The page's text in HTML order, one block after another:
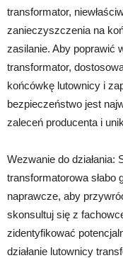
transformator,
zanieczyszczenia na
zasilanie. Aby poprawić
transformator,
końcówkę lutownicy i
bezpieczeństwo jest
zaleceń producenta i
Wezwanie do działania:
transformatorowa słabo
naprawcze, aby
skonsultuj się z
zidentyfikować
działanie lutownicy